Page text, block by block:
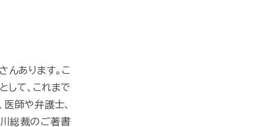
んあります。こ
して、これまで
師や弁護士、
総裁のご著書